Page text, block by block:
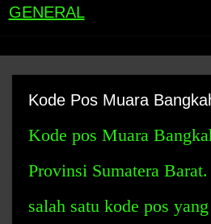
GENERAL
Kode Pos Muara
Kode pos Muara
Provinsi Sumatera
salah satu kode pos